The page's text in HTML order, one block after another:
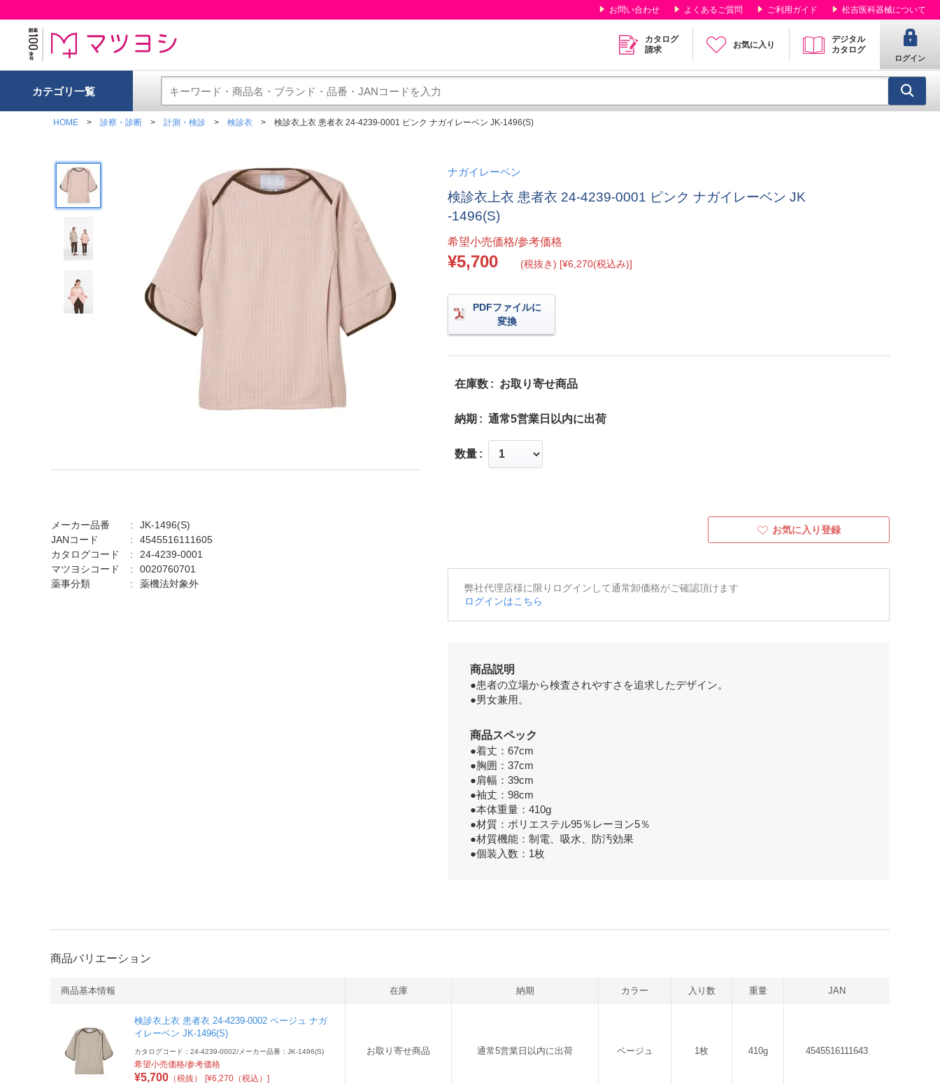
お問い合わせ よくあるご質問 ご利用ガイド 松吉医科器械について
カタログ
請求
お気に入り
デジタル
カタログ
ログイン
カテゴリ一覧
HOME 診察・診断 計測・検診 検診衣 検診衣上衣 患者衣 24-4239-0001 ピンク ナガイレーベン JK-1496(S)
メーカー品番
JK-1496(S)
JANコード
4545516111605
カタログコード
24-4239-0001
マツヨシコード
0020760701
薬事分類
薬機法対象外
ナガイレーベン
検診衣上衣 患者衣 24-4239-0001 ピンク ナガイレーベン JK
-1496(S)
希望小売価格/参考価格
¥5,700 (税抜き) [¥6,270(税込み)]
PDFファイルに
変換
在庫数 お取り寄せ商品
納期 通常5営業日以内に出荷
数量
お気に入り登録
弊社代理店様に限りログインして通常卸価格がご確認頂けます
ログインはこちら
商品説明
●患者の立場から検査されやすさを追求したデザイン。
●男女兼用。
商品スペック
●着丈：67cm
●胸囲：37cm
●肩幅：39cm
●袖丈：98cm
●本体重量：410g
●材質：ポリエステル95％レーヨン5％
●材質機能：制電、吸水、防汚効果
●個装入数：1枚
商品バリエーション
商品基本情報 在庫 納期 カラー 入り数 重量 JAN
検診衣上衣 患者衣 24-4239-0002 ベージュ ナガ
イレーベン JK-1496(S)
カタログコード：24-4239-0002/ メーカー品番：JK-1496(S)
希望小売価格/参考価格
¥5,700 （税抜） [¥6,270（税込）]
お取り寄せ商品 通常5営業日以内に出荷 ベージュ 1枚 410g 4545516111643